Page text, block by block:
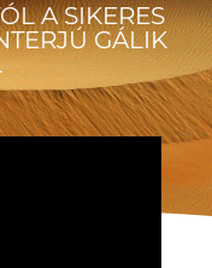
A SIKERES
GÁLIK